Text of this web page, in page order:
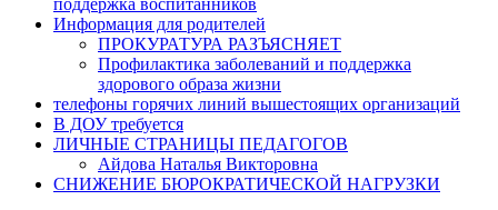
Информация для родителей
ПРОКУРАТУРА РАЗЪЯСНЯЕТ
Профилактика заболеваний и поддержка
здорового образа жизни
телефоны горячих линий вышестоящих организаций
В ДОУ требуется
ЛИЧНЫЕ СТРАНИЦЫ ПЕДАГОГОВ
Айдова Наталья Викторовна
СНИЖЕНИЕ БЮРОКРАТИЧЕСКОЙ НАГРУЗКИ